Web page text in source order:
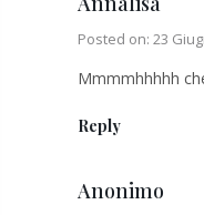
Posted on: 23
Mmmmhhhhh
Reply
Anonimo